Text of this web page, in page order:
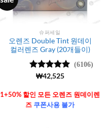
슈퍼세일
오렌즈 Double Tint 원데이
컬러렌즈 Gray (20개들이)
5 중에서
가됨
(6106)
₩42,525
1+50% 할인 모든 오렌즈 원데이렌
즈 쿠폰사용 불가